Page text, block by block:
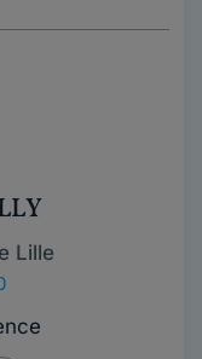
Lille